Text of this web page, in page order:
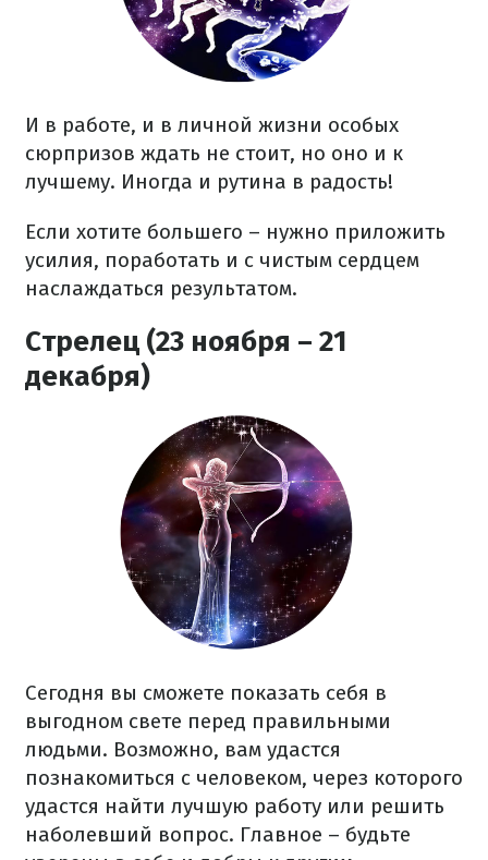
И в работе, и в личной жизни особых
сюрпризов ждать не стоит, но оно и к
лучшему. Иногда и рутина в радость!
Если хотите большего – нужно приложить
усилия, поработать и с чистым сердцем
наслаждаться результатом.
Стрелец (23 ноября – 21
декабря)
Сегодня вы сможете показать себя в
выгодном свете перед правильными
людьми. Возможно, вам удастся
познакомиться с человеком, через которого
удастся найти лучшую работу или решить
наболевший вопрос. Главное – будьте